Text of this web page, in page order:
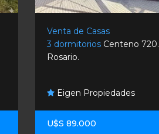
Venta de Casas
3 dormitorios Centeno 720.
Rosario.
Eigen Propiedades
U$S 89.000